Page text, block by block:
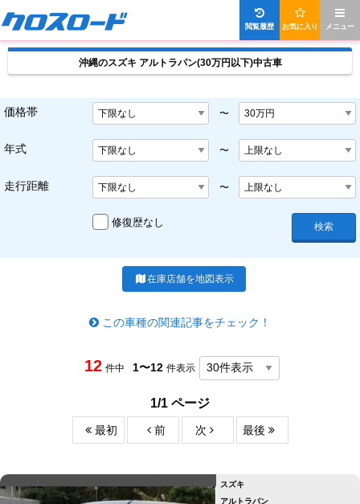
メニュー
お気に入り
閲覧履歴
沖縄のスズキ アルトラパン(30万円以下)中古車
価格帯 〜
年式 〜
走行距離 〜
修復歴なし 検索
在庫店舗を地図表示
この車種の関連記事をチェック！
12 件中 1〜12 件表示
1/1 ページ
最初 前 次 最後
スズキ
アルトラパン